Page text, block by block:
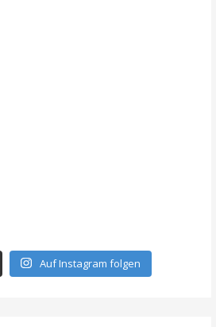
Auf Instagram folgen